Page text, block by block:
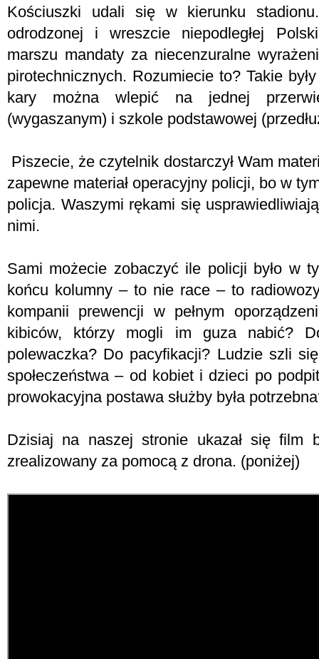
Kościuszki udali się w kierunku
odrodzonej i wreszcie niepodległej
marszu mandaty za niecenzuralne
pirotechnicznych. Rozumiecie to? Takie
kary można wlepić na jednej
(wygaszanym) i szkole podstawowej
Piszecie, że czytelnik dostarczył Wam
zapewne materiał operacyjny policji, bo w
policja. Waszymi rękami się
nimi.
Sami możecie zobaczyć ile policji było w
końcu kolumny – to nie race – to
kompanii prewencji w pełnym
kibiców, którzy mogli im guza nabić?
polewaczka? Do pacyfikacji? Ludzie szli
społeczeństwa – od kobiet i dzieci po
prowokacyjna postawa służby była
Dzisiaj na naszej stronie ukazał się film
zrealizowany za pomocą z drona. (poniżej)